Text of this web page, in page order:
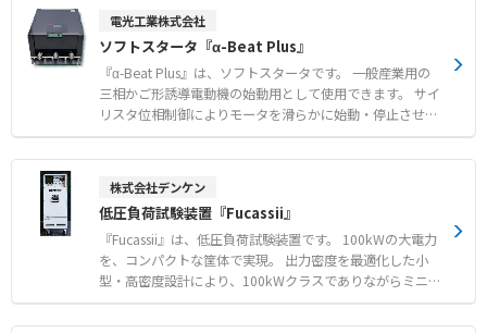
策および環境改善 ●天井クレーン等があり設置スペースが
限られる大空間への空調導入 ●特定の箇所へのスポット的
な送風や複数エリアの個別温度管理
フューザー全体から染み出すようにやわらかな気流が流れ
るため、バドミントンや卓球など、気流の影響を受けやす
い繊細なスポーツにも最適です。 けがのリスクが低く安全
です。画期的な構造により夏場の結露発生も抑制するた
め、館内への水落ちの心配がなく利用者の安全を守りま
す。 また、災害時には窓を開けずに大量換気を行う「避難
所モード」への切り替えが可能で、密集空間での感染症拡
り、館内工事は約2週間という短工期で導入負担を軽減し
ます。 【特徴】 ●競技を妨げないやわらかな気流と稼働
音を抑えた館外設置構造 ●災害時に窓を開けずに大量換気
が行える避難所モードを搭載 ●既存の体育館にも約2週間
で設置できる短工期の後付け対応 【用途・事例】 ●学校
の体育館における授業やクラブ活動時の熱中症対策 ●災害
電光工業株式会社
ソフトスタータ『α-Beat Plus』
『α-Beat Plus』は、ソフトスタータです。 一般産業用の
三相かご形誘導電動機の始動用として使用できます。 サイ
リスタ位相制御によりモータを滑らかに始動・停止させ、
機械側への衝撃や電源側の突入電流を抑制します。 指1本
で初期印加電圧や始動時間、キックスタート、ソフトスト
を行う制御方式で、一部モデルはバイパス回路を内蔵して
います。 さまざまな設備機器の改善実績があり、機械的な
損傷を大幅に低減します。 【特徴】 ●サイリスタ位相制
御による滑らかな始動・停止と突入電流の防止 ●ボタン操
作で初期電圧や始動時間などの多様な設定が自由に可能 ●
定常時のバイパス運転対応および一部容量でのバイパス回
路内蔵 【用途・事例】 ●ファンやポンプ、ブロワ、ベル
株式会社デンケン
低圧負荷試験装置『Fucassii』
『Fucassii』は、低圧負荷試験装置です。 100kWの大電力
を、コンパクトな筐体で実現。 出力密度を最適化した小
型・高密度設計により、100kWクラスでありながらミニマ
ムサイズを実現しました。 さらに、最大50台の一括制御
に対応し、安定したMW級の負荷試験を可能にします。